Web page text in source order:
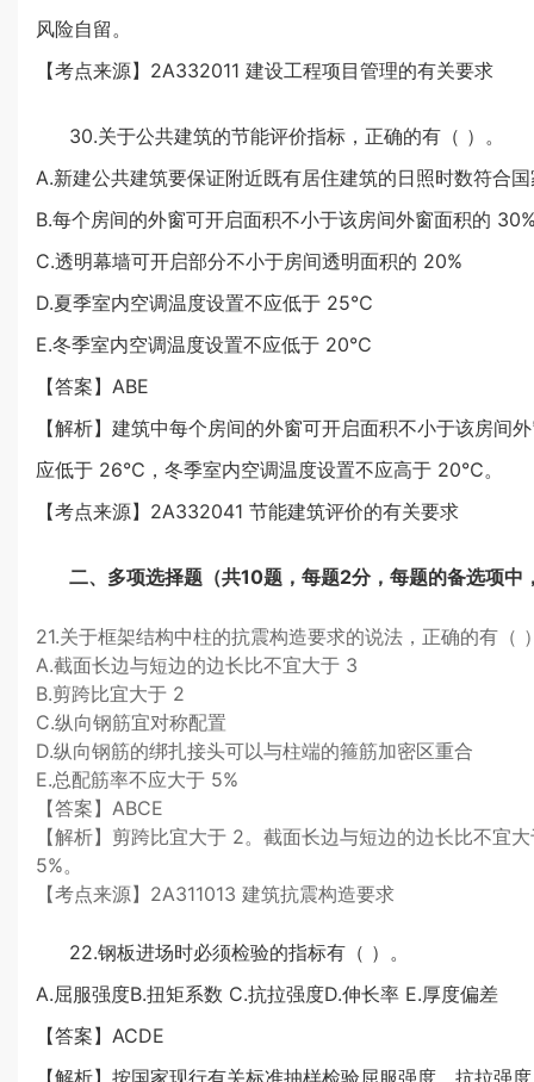
风险自留。
【考点来源】2A332011 建设工程项目管理的有关要求
30.关于公共建筑的节能评价指标，正确的有（ ）。
A.新建公共建筑要保证附近既有居住建筑的日照时数符合
B.每个房间的外窗可开启面积不小于该房间外窗面积的
C.透明幕墙可开启部分不小于房间透明面积的 20%
D.夏季室内空调温度设置不应低于 25℃
E.冬季室内空调温度设置不应低于 20℃
【答案】ABE
【解析】建筑中每个房间的外窗可开启面积不小于该房
应低于 26℃，冬季室内空调温度设置不应高于 20℃。
【考点来源】2A332041 节能建筑评价的有关要求
二、多项选择题（共10题，每题2分，每题的备选项
21.关于框架结构中柱的抗震构造要求的说法，正确的有（
A.截面长边与短边的边长比不宜大于 3
B.剪跨比宜大于 2
C.纵向钢筋宜对称配置
D.纵向钢筋的绑扎接头可以与柱端的箍筋加密区重合
E.总配筋率不应大于 5%
【答案】ABCE
【解析】剪跨比宜大于 2。截面长边与短边的边长比不宜
5%。
【考点来源】2A311013 建筑抗震构造要求
22.钢板进场时必须检验的指标有（ ）。
A.屈服强度B.扭矩系数 C.抗拉强度D.伸长率 E.厚度偏差
【答案】ACDE
【解析】按国家现行有关标准抽样检验屈服强度、抗拉强